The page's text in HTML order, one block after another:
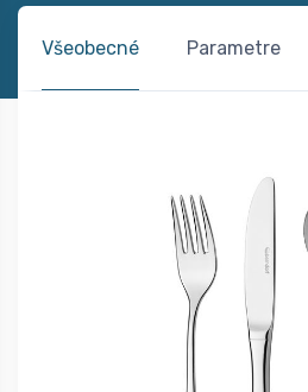
Všeobecné Parametre